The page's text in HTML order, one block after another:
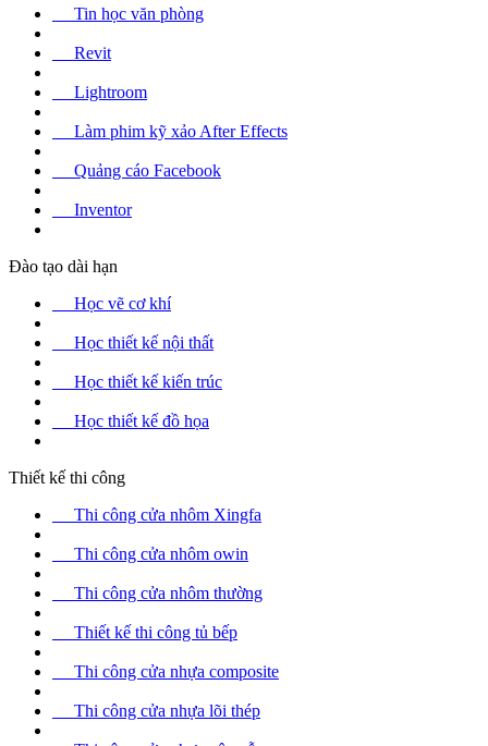
Tin học văn phòng
Revit
Lightroom
Làm phim kỹ xảo After Effects
Quảng cáo Facebook
Inventor
Đào tạo dài hạn
Học vẽ cơ khí
Học thiết kế nội thất
Học thiết kế kiến trúc
Học thiết kế đồ họa
Thiết kế thi công
Thi công cửa nhôm Xingfa
Thi công cửa nhôm owin
Thi công cửa nhôm thường
Thiết kế thi công tủ bếp
Thi công cửa nhựa composite
Thi công cửa nhựa lõi thép